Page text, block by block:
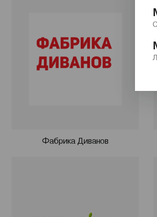
Актуальный дизайн и качество
Гран-при на специализированных
наивысшей награды в области
КАБРИОЛЬ».
Компания MOON представляет своим
комфортное пространство для
Фабрика Диванов